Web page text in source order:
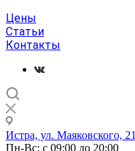
Цены
Статьи
Контакты
Истра, ул. Маяковского, 21
Пн-Вс: с 09:00 до 20:00